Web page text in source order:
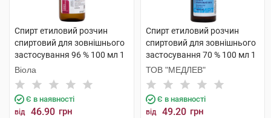
Спирт етиловий розчин
спиртовий для зовнішнього
застосування 96 % 100 мл 1
флакон скляний
Віола
Є в наявності
від 46.90 грн
Спирт етиловий розчин
спиртовий для зовнішнього
застосування 70 % 100 мл 1
флакон
ТОВ "МЕДЛЕВ"
Є в наявності
від 49.20 грн